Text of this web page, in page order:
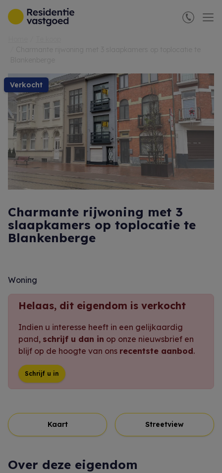
Menu overslaan en naar de inhoud gaan
verkocht
Charmante rijwoning met 3
slaapkamers op toplocatie te
Blankenberge
Woning
Helaas, dit eigendom is verkocht
Indien u interesse heeft in een gelijkaardig
pand, schrijf u dan in op onze nieuwsbrief en
blijf op de hoogte van ons recentste aanbod.
Schrijf u in
Kaart Streetview
Over deze eigendom